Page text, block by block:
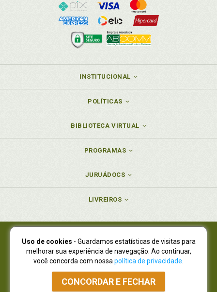
INSTITUCIONAL
POLÍTICAS
BIBLIOTECA VIRTUAL
PROGRAMAS
JURUÁDOCS
LIVREIROS
Juruá Editora Ltda., CNPJ 77.535.508/0001-19
Juruá Informática Ltda., CNPJ 01.701.561/0001-80
NOVO ENDEREÇO:R. Flávio Dallegrave, 7665, São Lourenço |
Curitiba - Paraná - CEP 82210-310
Atendimento: (41) 4009-3900|Vendas Atacado: (41) 4009-3939
Uso de cookies - Guardamos estatísticas de visitas para
melhorar sua experiência de navegação. Ao continuar,
você concorda com nossa política de privacidade
CONCORDAR E FECHAR